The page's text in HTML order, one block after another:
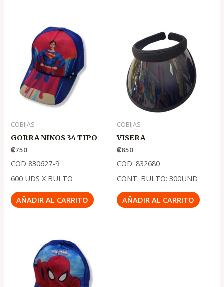
COBIJAS
GORRA NINOS 34 TIPO
₡750
COD 830627-9
600 UDS X BULTO
AÑADIR AL CARRITO
COBIJAS
VISERA
₡850
COD: 832680
CONT. BULTO: 300UND
AÑADIR AL CARRITO